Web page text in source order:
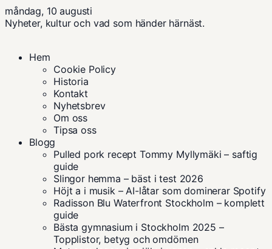
måndag, 10 augusti
Nyheter, kultur och vad som händer härnäst.
Hem
Cookie Policy
Historia
Kontakt
Nyhetsbrev
Om oss
Tipsa oss
Blogg
Pulled pork recept Tommy Myllymäki – saftig
guide
Slingor hemma – bäst i test 2026
Höjt a i musik – AI-låtar som dominerar Spotify
Radisson Blu Waterfront Stockholm – komplett
guide
Bästa gymnasium i Stockholm 2025 –
Topplistor, betyg och omdömen